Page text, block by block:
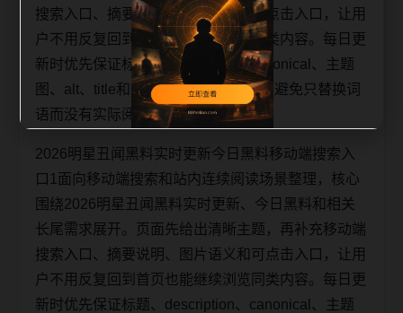
搜索入口、摘要说明、图片语义和可点击入口，让用
户不用反复回到首页也能继续浏览同类内容。每日更
新时优先保证标题、description、canonical、主题
图、alt、title和正文关键词保持一致，避免只替换词
语而没有实际阅读价值。
2026明星丑闻黑料实时更新今日黑料移动端搜索入
口1面向移动端搜索和站内连续阅读场景整理，核心
围绕2026明星丑闻黑料实时更新、今日黑料和相关
长尾需求展开。页面先给出清晰主题，再补充移动端
搜索入口、摘要说明、图片语义和可点击入口，让用
户不用反复回到首页也能继续浏览同类内容。每日更
新时优先保证标题、description、canonical、主题